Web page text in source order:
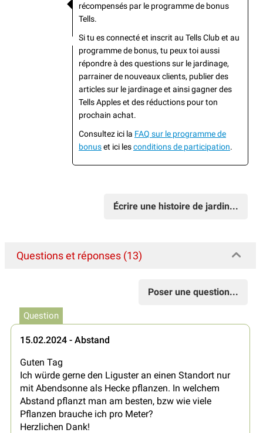
récompensés par le programme de bonus
Tells.
Si tu es connecté et inscrit au Tells Club et au
programme de bonus, tu peux toi aussi
répondre à des questions sur le jardinage,
parrainer de nouveaux clients, publier des
articles sur le jardinage et ainsi gagner des
Tells Apples et des réductions pour ton
prochain achat.
Consultez ici la FAQ sur le programme de
bonuset ici lesconditions de participation.
Écrire une histoire de jardin...
Questions et réponses (13)
Poser une question...
Question
15.02.2024 - Abstand
Guten Tag
Ich würde gerne den Liguster an einen Standort nur
mit Abendsonne als Hecke pflanzen. In welchem
Abstand pflanzt man am besten, bzw wie viele
Pflanzen brauche ich pro Meter?
Herzlichen Dank!